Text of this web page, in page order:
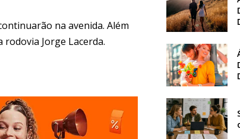
na avenida. Além
Jorge Lacerda.